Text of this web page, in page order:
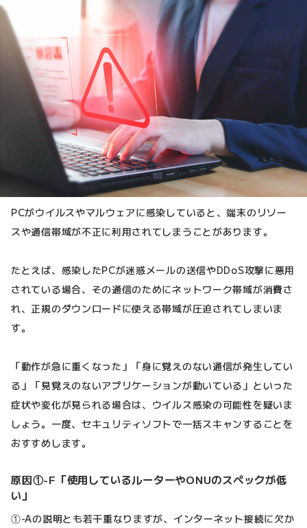
PCがウイルスやマルウェアに感染していると、端末のリソー
スや通信帯域が不正に利用されてしまうことがあります。
たとえば、感染したPCが迷惑メールの送信やDDoS攻撃に悪用
されている場合、その通信のためにネットワーク帯域が消費さ
れ、正規のダウンロードに使える帯域が圧迫されてしまいま
す。
「動作が急に重くなった」「身に覚えのない通信が発生してい
る」「見覚えのないアプリケーションが動いている」といった
症状や変化が見られる場合は、ウイルス感染の可能性を疑いま
しょう。一度、セキュリティソフトで一括スキャンすることを
おすすめします。
原因①-F「使用しているルーターやONUのスペックが低
い」
①-Aの説明とも若干重なりますが、インターネット接続に欠か